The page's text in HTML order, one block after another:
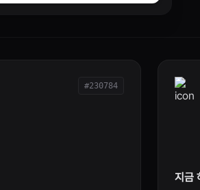
#230784
지금